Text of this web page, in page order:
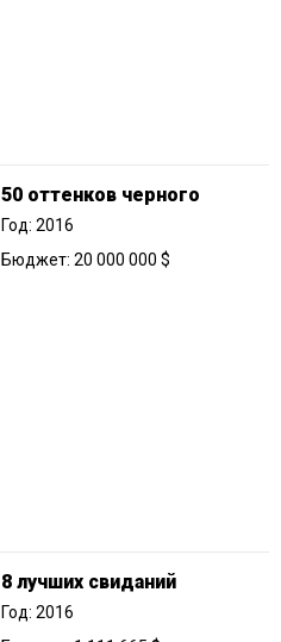
50 оттенков черного
Год: 2016
Бюджет: 20 000 000 $
8 лучших свиданий
Год: 2016